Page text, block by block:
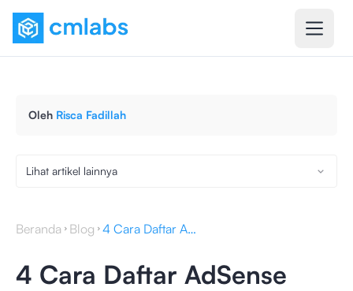
Oleh Risca Fadillah
Lihat artikel lainnya
Beranda Blog 4 Cara Daftar AdSense YouTube dengan Mudah, Ini Syaratnya
4 Cara Daftar AdSense